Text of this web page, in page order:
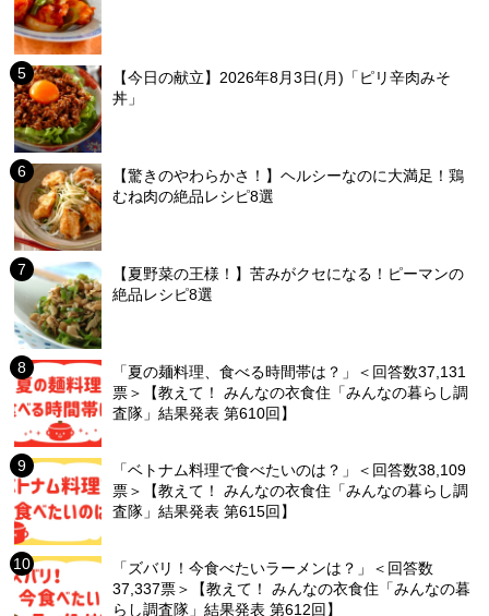
【今日の献立】2026年8月3日(月)「ピリ辛肉みそ
丼」
【驚きのやわらかさ！】ヘルシーなのに大満足！鶏
むね肉の絶品レシピ8選
【夏野菜の王様！】苦みがクセになる！ピーマンの
絶品レシピ8選
「夏の麺料理、食べる時間帯は？」＜回答数37,131
票＞【教えて！ みんなの衣食住「みんなの暮らし調
査隊」結果発表 第610回】
「ベトナム料理で食べたいのは？」＜回答数38,109
票＞【教えて！ みんなの衣食住「みんなの暮らし調
査隊」結果発表 第615回】
「ズバリ！今食べたいラーメンは？」＜回答数
37,337票＞【教えて！ みんなの衣食住「みんなの暮
らし調査隊」結果発表 第612回】